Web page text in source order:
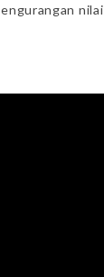
nilai